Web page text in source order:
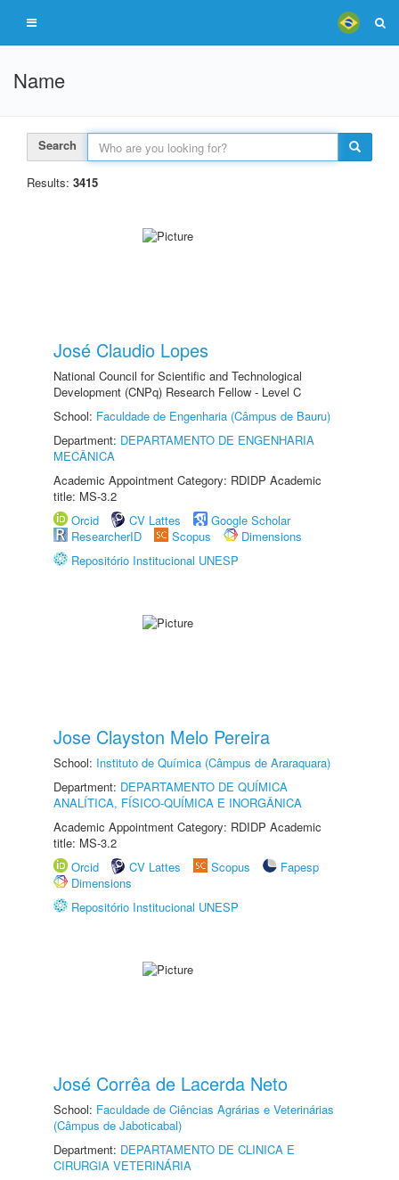
Name
Search
Results: 3415
José Claudio Lopes
National Council for Scientific and Technological
Development (CNPq) Research Fellow - Level C
School: Faculdade de Engenharia (Câmpus de Bauru)
Department: DEPARTAMENTO DE ENGENHARIA
MECÂNICA
Academic Appointment Category: RDIDP Academic
title: MS-3.2
Orcid
CV Lattes
Google Scholar
ResearcherID
Scopus
Dimensions
Repositório Institucional UNESP
Jose Clayston Melo Pereira
School: Instituto de Química (Câmpus de Araraquara)
Department: DEPARTAMENTO DE QUÍMICA
ANALÍTICA, FÍSICO-QUÍMICA E INORGÂNICA
Academic Appointment Category: RDIDP Academic
title: MS-3.2
Orcid
CV Lattes Scopus
Fapesp
Dimensions
Repositório Institucional UNESP
José Corrêa de Lacerda Neto
School: Faculdade de Ciências Agrárias e Veterinárias
(Câmpus de Jaboticabal)
Department: DEPARTAMENTO DE CLINICA E
CIRURGIA VETERINÁRIA